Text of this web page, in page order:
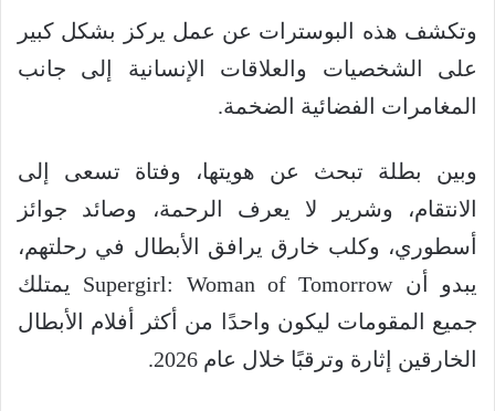
وتكشف هذه البوسترات عن عمل يركز بشكل كبير
على الشخصيات والعلاقات الإنسانية إلى جانب
المغامرات الفضائية الضخمة.
وبين بطلة تبحث عن هويتها، وفتاة تسعى إلى
الانتقام، وشرير لا يعرف الرحمة، وصائد جوائز
أسطوري، وكلب خارق يرافق الأبطال في رحلتهم،
يبدو أن Supergirl: Woman of Tomorrow يمتلك
جميع المقومات ليكون واحدًا من أكثر أفلام الأبطال
الخارقين إثارة وترقبًا خلال عام 2026.